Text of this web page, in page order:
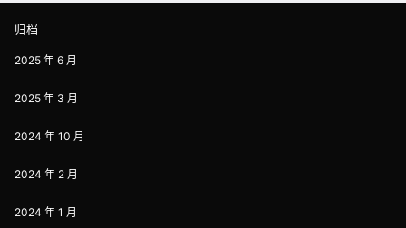
归档
2025 年 6 月
2025 年 3 月
2024 年 10 月
2024 年 2 月
2024 年 1 月